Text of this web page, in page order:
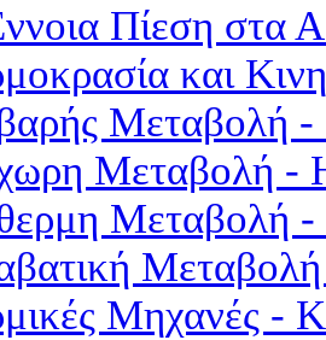
Πίεση στα
και
Μεταβολή
Μεταβολή -
Μεταβολή
Μηχανές -